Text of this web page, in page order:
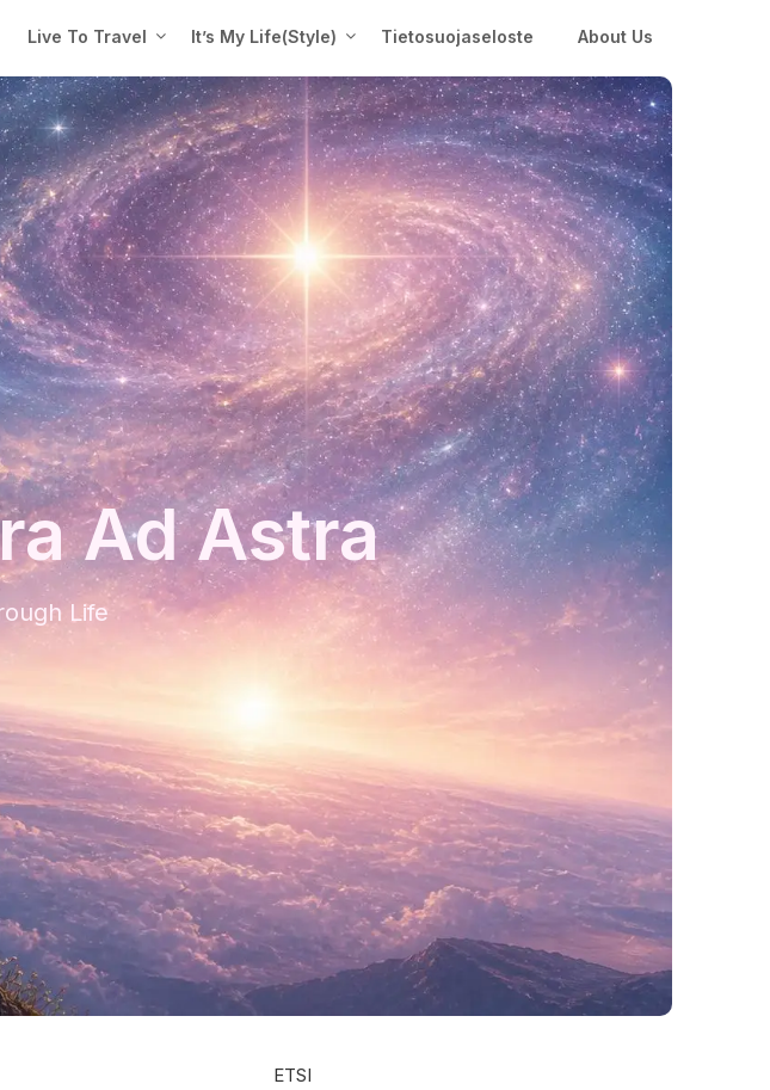
Live To Travel It’s My Life(Style) Tietosuojaseloste About Us
Ad Astra
Life
ETSI